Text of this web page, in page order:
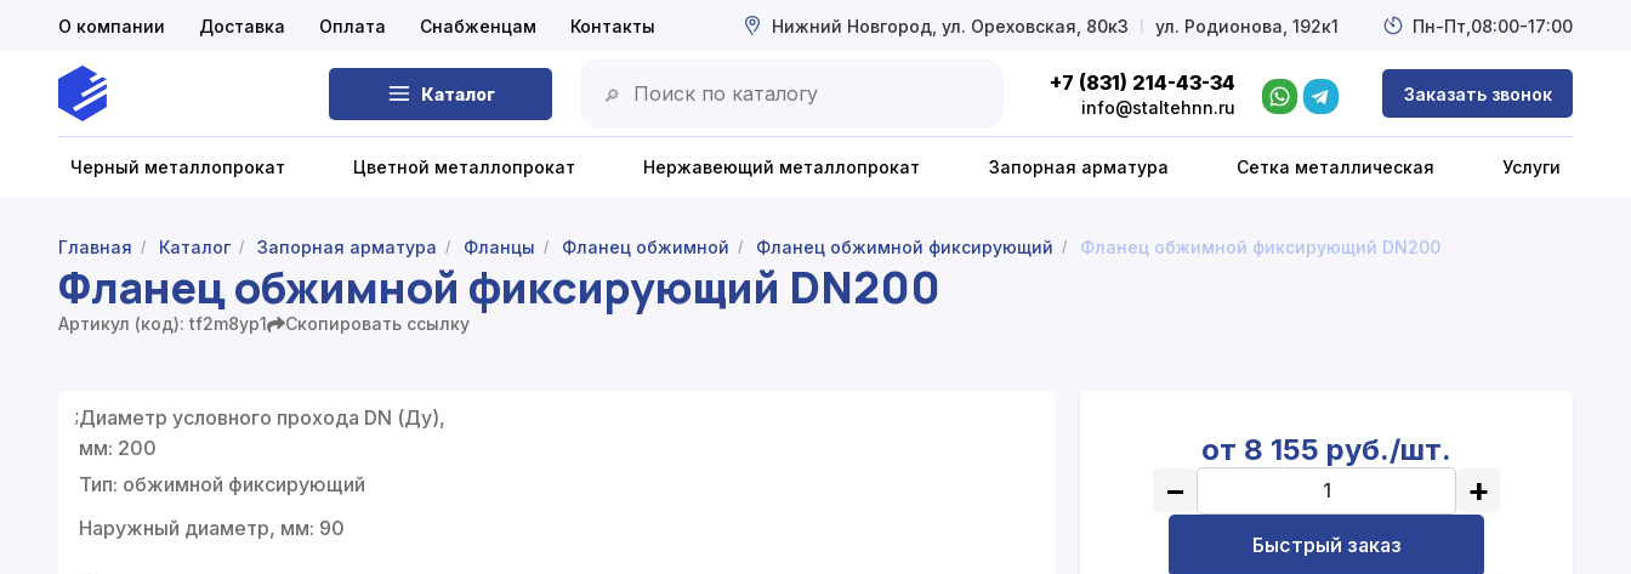
Каталог 🔎
+7 (831) 214-43-34
info@staltehnn.ru
Заказать звонок
Черный металлопрокат Цветной металлопрокат Нержавеющий металлопрокат Запорная арматура Сетка металлическая Услуги
О компании Доставка Оплата Снабженцам Контакты Нижний Новгород, ул. Ореховская, 80к3 l ул. Родионова, 192к1 Пн-Пт, 08:00-17:00
Черный металлопрокат
Цветной металлопрокат
Запорная арматура
Сетка металлическая
Профнастил
Главная / Каталог / Запорная арматура / Фланцы / Фланец обжимной / Фланец обжимной фиксирующий / Фланец обжимной фиксирующий DN200
Фланец обжимной фиксирующий DN200
Артикул (код): tf2m8yp1 Скопировать ссылку
;Диаметр условного прохода DN (Ду),
мм: 200
Тип: обжимной фиксирующий
Наружный диаметр, мм: 90
от 8 155 руб./шт.
− +
Быстрый заказ